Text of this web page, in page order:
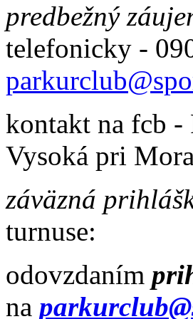
predbežný
telefonicky -
kontakt na fcb -
Vysoká pri
záväzná
turnuse:
odovzdaním
na